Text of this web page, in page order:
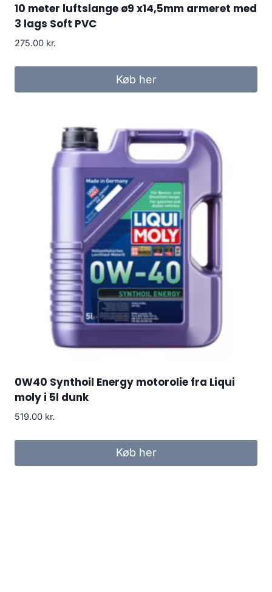
10 meter luftslange ø9 x14,5mm armeret med
3 lags Soft PVC
275.00 kr.
Køb her
0W40 Synthoil Energy motorolie fra Liqui
moly i 5l dunk
519.00 kr.
Køb her